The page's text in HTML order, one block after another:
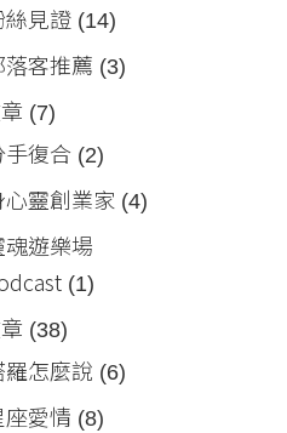
絲見證 (14)
落客推薦 (3)
(7)
手復合 (2)
心靈創業家 (4)
魂遊樂場
(1)
(38)
羅怎麼說 (6)
座愛情 (8)